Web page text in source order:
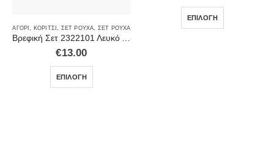
ΑΓΌΡΙ, ΚΟΡΊΤΣΙ, ΣΕΤ ΡΟΎΧΑ, ΣΕΤ ΡΟΎΧΑ
Βρεφική Σετ 2322101 Λευκό Αγόρι
€13.00
ΕΠΙΛΟΓΉ
ΕΠΙΛΟΓΉ